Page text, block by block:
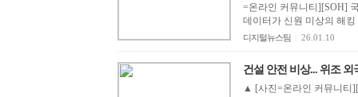
=온라인 커뮤니티][SOH]
데이터가 신원 미상의 해
디지털뉴스팀 26.01.10
건설 안전 비상... 위조 외
▲ [사진=온라인 커뮤니티